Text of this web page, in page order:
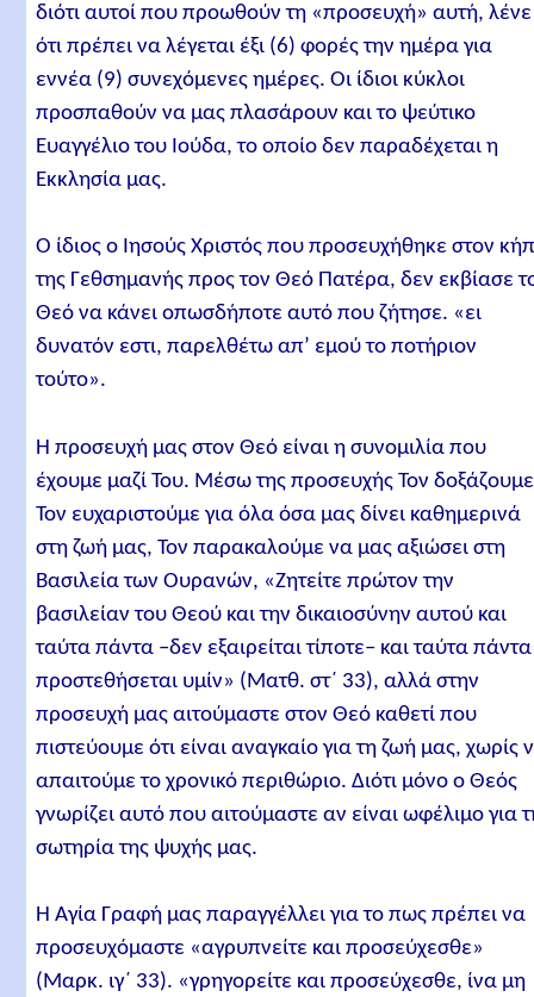
διότι αυτοί που προωθούν τη «προσευχή» αυτή, λένε
ότι πρέπει να λέγεται έξι (6) φορές την ημέρα για
εννέα (9) συνεχόμενες ημέρες. Οι ίδιοι κύκλοι
προσπαθούν να μας πλασάρουν και το ψεύτικο
Ευαγγέλιο του Ιούδα, το οποίο δεν παραδέχεται η
Εκκλησία μας.
Ο ίδιος ο Ιησούς Χριστός που προσευχήθηκε στον
της Γεθσημανής προς τον Θεό Πατέρα, δεν εκβίασε
Θεό να κάνει οπωσδήποτε αυτό που ζήτησε. «ει
δυνατόν εστι, παρελθέτω απ’ εμού το ποτήριον
τούτο».
Η προσευχή μας στον Θεό είναι η συνομιλία που
έχουμε μαζί Του. Μέσω της προσευχής Τον
Τον ευχαριστούμε για όλα όσα μας δίνει καθημερινά
στη ζωή μας, Τον παρακαλούμε να μας αξιώσει στη
Βασιλεία των Ουρανών, «Ζητείτε πρώτον την
βασιλείαν του Θεού και την δικαιοσύνην αυτού και
ταύτα πάντα –δεν εξαιρείται τίποτε– και ταύτα πάντα
προστεθήσεται υμίν» (Ματθ. στ΄ 33), αλλά στην
προσευχή μας αιτούμαστε στον Θεό καθετί που
πιστεύουμε ότι είναι αναγκαίο για τη ζωή μας, χωρίς
απαιτούμε το χρονικό περιθώριο. Διότι μόνο ο Θεός
γνωρίζει αυτό που αιτούμαστε αν είναι ωφέλιμο για
σωτηρία της ψυχής μας.
Η Αγία Γραφή μας παραγγέλλει για το πως πρέπει να
προσευχόμαστε «αγρυπνείτε και προσεύχεσθε»
(Μαρκ. ιγ΄ 33). «γρηγορείτε και προσεύχεσθε, ίνα μη